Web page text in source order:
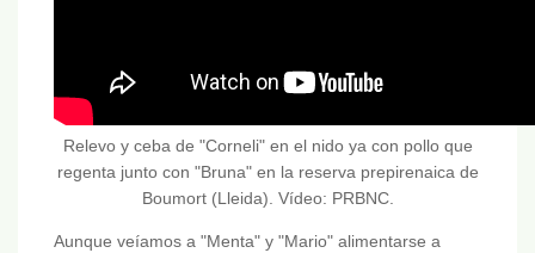
Relevo y ceba de "Corneli" en el nido ya con pollo que
regenta junto con "Bruna" en la reserva prepirenaica de
Boumort (Lleida). Vídeo: PRBNC.
Aunque veíamos a "Menta" y "Mario" alimentarse a